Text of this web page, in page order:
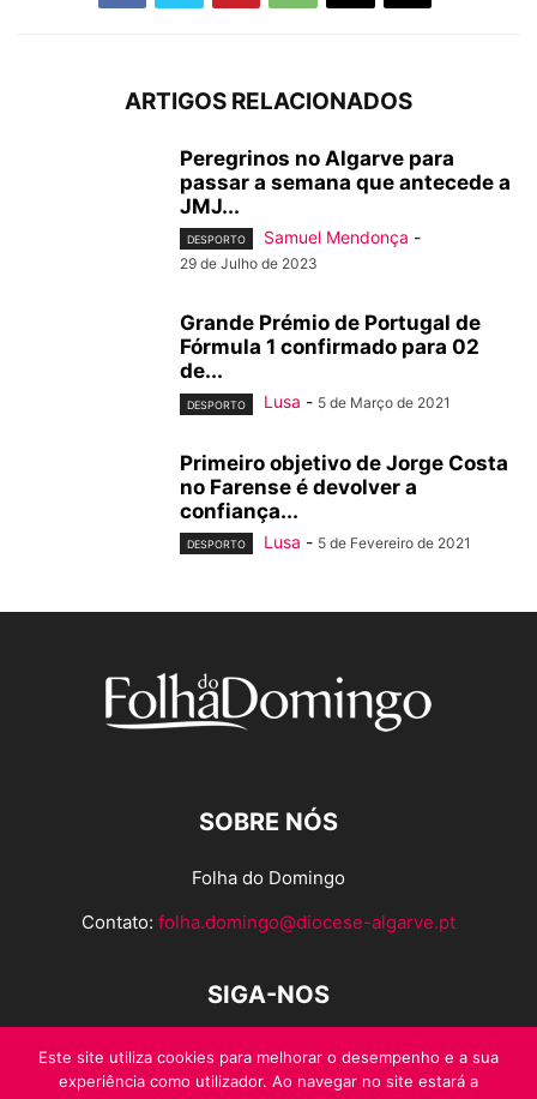
ARTIGOS RELACIONADOS
Peregrinos no Algarve para
passar a semana que antecede a
JMJ...
DESPORTO Samuel Mendonça -
29 de Julho de 2023
Grande Prémio de Portugal de
Fórmula 1 confirmado para 02
de...
DESPORTO Lusa - 5 de Março de 2021
Primeiro objetivo de Jorge Costa
no Farense é devolver a
confiança...
DESPORTO Lusa - 5 de Fevereiro de 2021
SOBRE NÓS
Folha do Domingo
Contato: folha.domingo@diocese-algarve.pt
SIGA-NOS
Este site utiliza cookies para melhorar o desempenho e a sua
experiência como utilizador. Ao navegar no site estará a